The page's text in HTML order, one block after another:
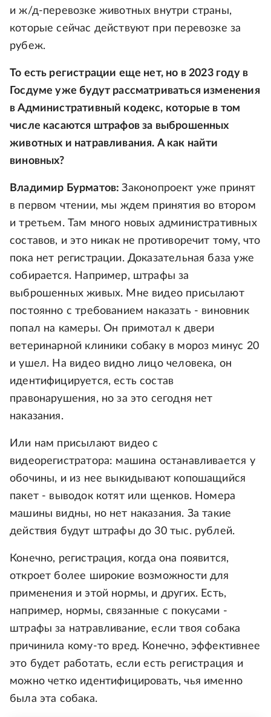
и ж/д-перевозке животных внутри страны,
которые сейчас действуют при перевозке за
рубеж.
То есть регистрации еще нет, но в 2023 году в
Госдуме уже будут рассматриваться изменения
в Административный кодекс, которые в том
числе касаются штрафов за выброшенных
животных и натравливания. А как найти
виновных?
Владимир Бурматов:Законопроект уже принят
в первом чтении, мы ждем принятия во втором
и третьем. Там много новых административных
составов, и это никак не противоречит тому, что
пока нет регистрации. Доказательная база уже
собирается. Например, штрафы за
выброшенных живых. Мне видео присылают
постоянно с требованием наказать - виновник
попал на камеры. Он примотал к двери
ветеринарной клиники собаку в мороз минус 20
и ушел. На видео видно лицо человека, он
идентифицируется, есть состав
правонарушения, но за это сегодня нет
наказания.
Или нам присылают видео с
видеорегистратора: машина останавливается у
обочины, и из нее выкидывают копошащийся
пакет - выводок котят или щенков. Номера
машины видны, но нет наказания. За такие
действия будут штрафы до 30 тыс. рублей.
Конечно, регистрация, когда она появится,
откроет более широкие возможности для
применения и этой нормы, и других. Есть,
например, нормы, связанные с покусами -
штрафы за натравливание, если твоя собака
причинила кому-то вред. Конечно, эффективнее
это будет работать, если есть регистрация и
можно четко идентифицировать, чья именно
была эта собака.